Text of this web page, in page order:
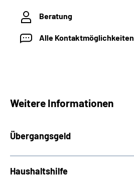
Beratung
Alle Kontaktmöglichkeiten
Weitere Informationen
Übergangsgeld
Haushaltshilfe